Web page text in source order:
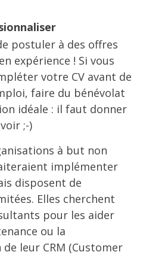
postuler à des offres
expérience ! Si vous
votre CV avant de
faire du bénévolat
idéale : il faut donner
;-)
à but non
implémenter
disposent de
Elles cherchent
pour les aider
ou la
leur CRM (Customer